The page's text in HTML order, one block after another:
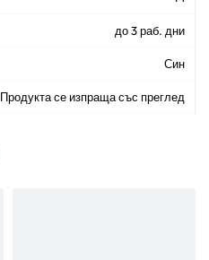
до 3 раб. дни
Син
Продукта се изпраща със преглед